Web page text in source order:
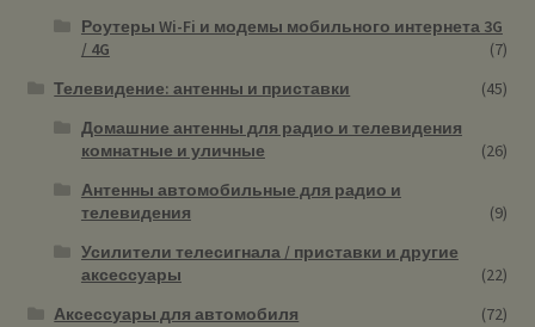
Роутеры Wi-Fi и модемы мобильного интернета 3G
/ 4G
(7)
Телевидение: антенны и приставки
(45)
Домашние антенны для радио и телевидения
комнатные и уличные
(26)
Антенны автомобильные для радио и
телевидения
(9)
Усилители телесигнала / приставки и другие
аксессуары
(22)
Аксессуары для автомобиля
(72)